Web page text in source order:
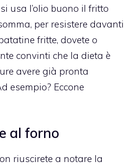
usa l’olio buono il fritto
per resistere davanti
fritte, dovete o
convinti che la dieta è
avere già pronta
esempio? Eccone
al forno
riuscirete a notare la